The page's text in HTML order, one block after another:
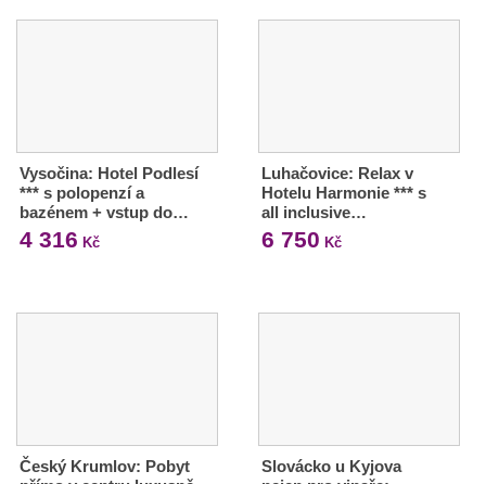
Vysočina: Hotel Podlesí
*** s polopenzí a
bazénem + vstup do…
4 316 Kč
Luhačovice: Relax v
Hotelu Harmonie *** s
all inclusive…
6 750 Kč
Český Krumlov: Pobyt
Slovácko u Kyjova